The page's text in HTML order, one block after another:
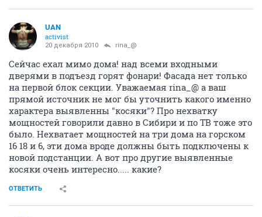
UAN
activist
20 декабря 2010 rina_@
Сейчас ехал мимо дома! над всеми входными
дверями в подъезд горят фонари! Фасада нет только
на первой блок секции. Уважаемая rina_@ а ваш
прямой источник не мог бы уточнить какого именно
характера выявленны "косяки"? Про нехватку
мощностей говорили давно в Сибири и по ТВ тоже это
было. Нехватает мощностей на три дома на горском
16 18 и 6, эти дома вроде должны быть подключены к
новой подстанции. А вот про другие выявленные
косяки очень интересно..... какие?
ОТВЕТИТЬ